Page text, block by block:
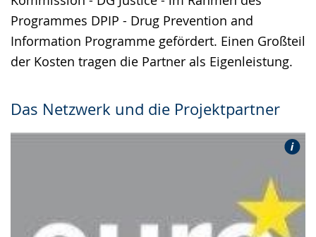
Programmes DPIP - Drug Prevention and
Information Programme gefördert. Einen Großteil
der Kosten tragen die Partner als Eigenleistung.
Das Netzwerk und die Projektpartner